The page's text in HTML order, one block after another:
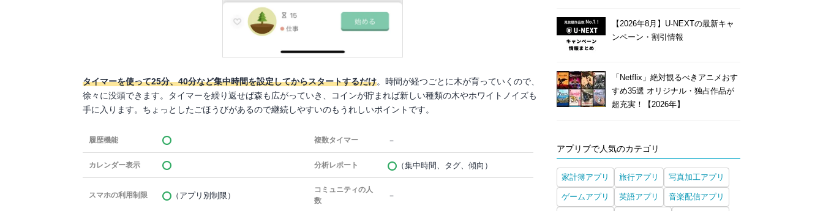
タイマーを使って25分、40分など集中時間を設定してからスタートするだけ。時間が経つごとに木が育っていくので、
徐々に没頭できます。タイマーを繰り返せば森も広がっていき、コインが貯まれば新しい種類の木やホワイトノイズも
手に入ります。ちょっとしたごほうびがあるので継続しやすいのもうれしいポイントです。
履歴機能 複数タイマー －
カレンダー表示 分析レポート （集中時間、タグ、傾向）
スマホの利用制限 （アプリ別制限）
コミュニティの人
数
－
【2026年8月】U-NEXTの最新キャ
ンペーン・割引情報
「Netflix」絶対観るべきアニメおす
すめ35選 オリジナル・独占作品が
超充実！【2026年】
アプリブで人気のカテゴリ
家計簿アプリ 旅行アプリ 写真加工アプリ
ゲームアプリ 英語アプリ 音楽配信アプリ